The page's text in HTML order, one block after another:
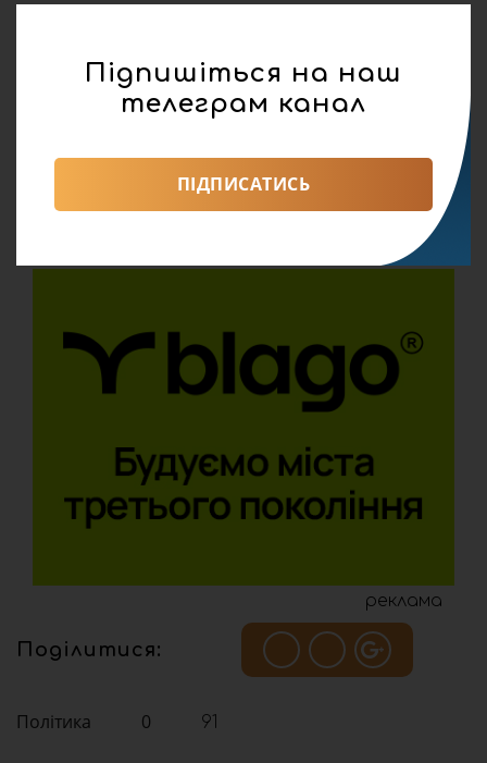
реклама
Поділитися:
Політика 0 91
Підпишіться на наш
телеграм канал
ПІДПИСАТИСЬ